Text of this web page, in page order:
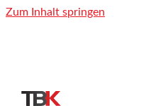
Zum Inhalt springen